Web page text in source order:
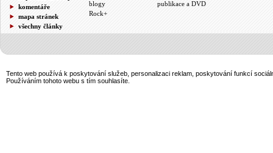
komentáře
mapa stránek
všechny články
blogy
Rock+
publikace a DVD
Tento web používá k poskytování služeb, personalizaci reklam, poskytování funkcí
Používáním tohoto webu s tím souhlasíte.